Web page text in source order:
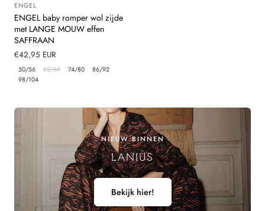
Leverancier:
ENGEL
ENGEL baby romper wol zijde
met LANGE MOUW effen
SAFFRAAN
Normale
prijs
€42,95 EUR
50/56 62/68 74/80
86/92
98/104
NIEUW BINNEN
LANIUS
Bekijk hier!